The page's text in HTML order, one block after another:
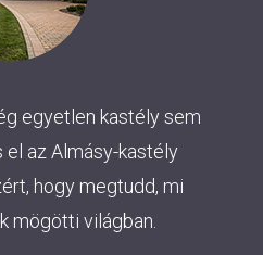
egyetlen kastély sem
az Almásy-kastély
hogy megtudd, mi
mögötti világban.